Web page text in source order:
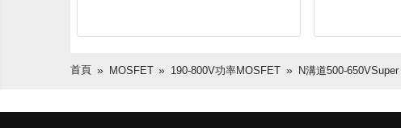
首頁 MOSFET 190-800V功率MOSFET N溝道500-